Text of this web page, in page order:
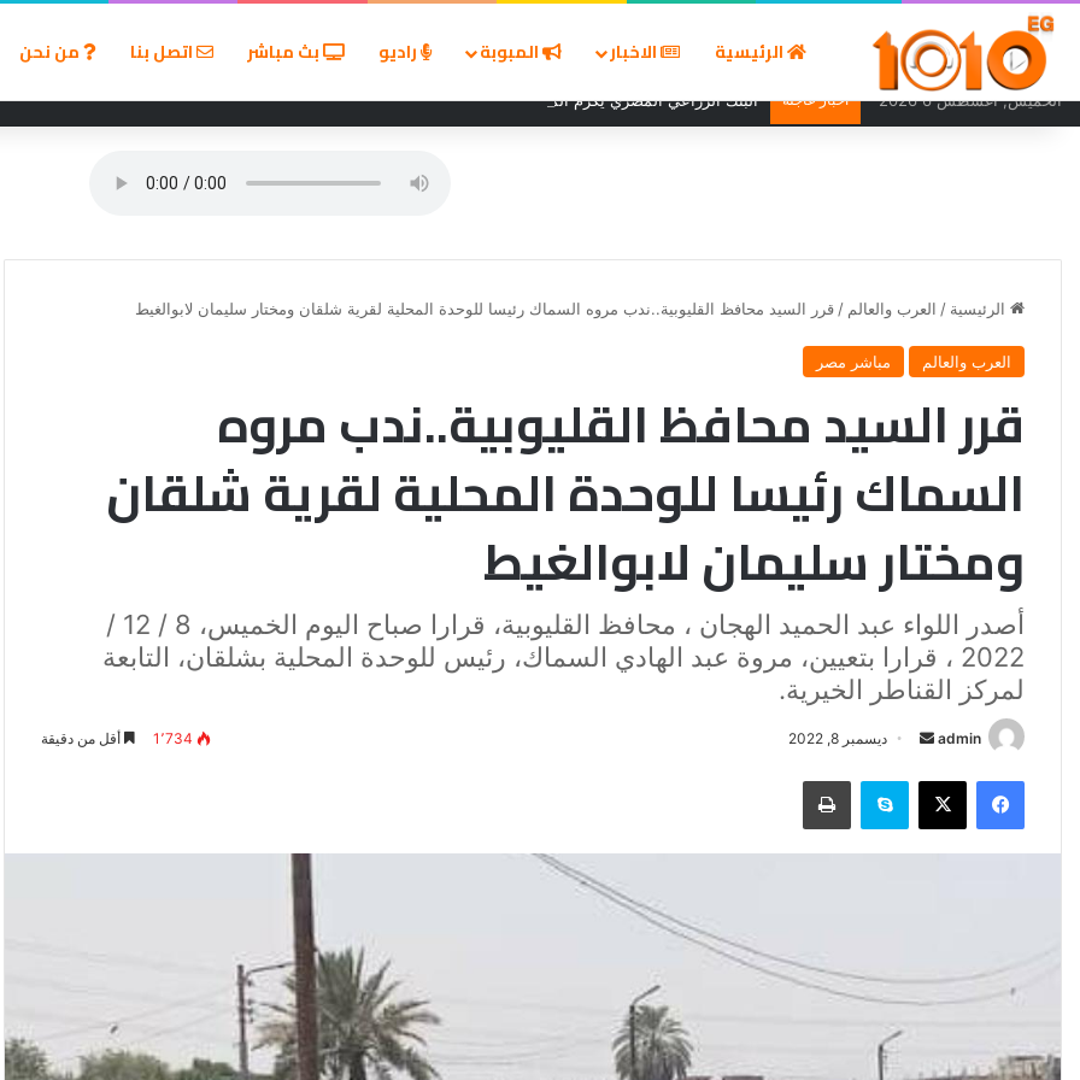
الرئيسية الاخبار المبوبة راديو بث مباشر اتصل بنا من نحن
الخميس, أغسطس 6 2026 أخبار عاجلة البنك الزراعي المصري يكرّم المتميزين في مسابقة القروض الشخصية بعد نتائج قوية بالربع الأول من 2026
الرئيسية / العرب والعالم / قرر السيد محافظ القليوبية..ندب مروه السماك رئيسا للوحدة المحلية لقرية شلقان ومختار سليمان لابوالغيط
العرب والعالم مباشر مصر
قرر السيد محافظ القليوبية..ندب مروه
السماك رئيسا للوحدة المحلية لقرية شلقان
ومختار سليمان لابوالغيط
أصدر اللواء عبد الحميد الهجان ، محافظ القليوبية، قرارا صباح اليوم الخميس، 8 / 12 /
2022 ، قرارا بتعيين، مروة عبد الهادي السماك، رئيس للوحدة المحلية بشلقان، التابعة
لمركز القناطر الخيرية.
admin
أرسل
إلكترونيا
ديسمبر 8, 2022 1٬734 أقل من دقيقة
فيسبوك ‫X سكايب طباعة